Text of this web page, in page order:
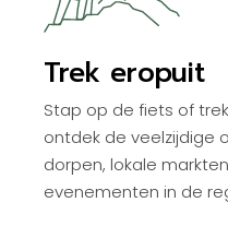
Trek eropuit
Stap op de fiets of
ontdek de veelzijdige
dorpen, lokale
evenementen in de